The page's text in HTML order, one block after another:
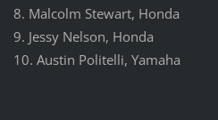
8. Malcolm Stewart, Honda
9. Jessy Nelson, Honda
10. Austin Politelli, Yamaha